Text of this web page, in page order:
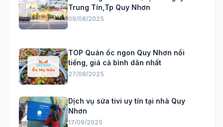
Trung Tín,Tp Quy Nhơn
09/08/2025
TOP Quán ốc ngon Quy Nhơn nổi
tiếng, giá cả bình dân nhất
27/08/2025
Dịch vụ sửa tivi uy tín tại nhà Quy
Nhơn
17/09/2025